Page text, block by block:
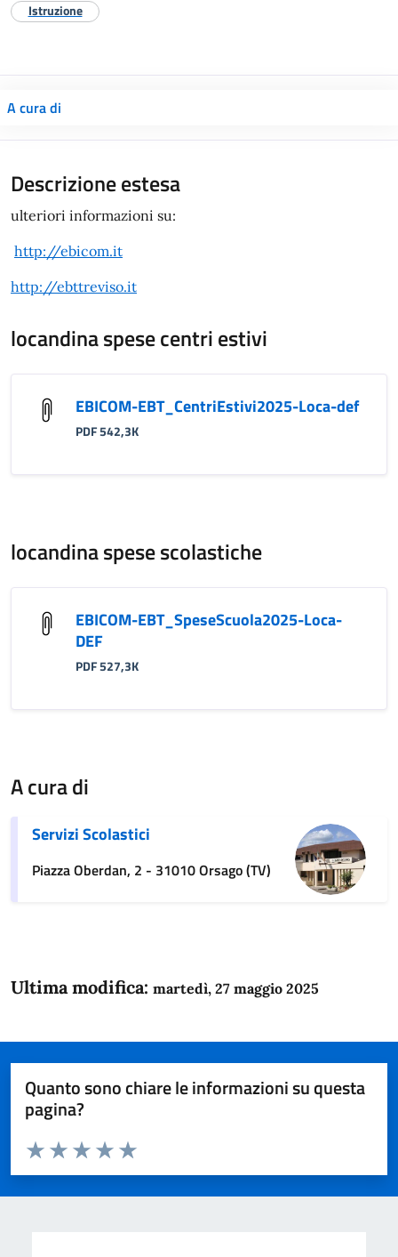
Istruzione
A cura di
Descrizione estesa
ulteriori informazioni su:
http://ebicom.it
http://ebttreviso.it
locandina spese centri estivi
EBICOM-EBT_CentriEstivi2025-Loca-def
PDF 542,3K
locandina spese scolastiche
EBICOM-EBT_SpeseScuola2025-Loca-
DEF
PDF 527,3K
A cura di
Servizi Scolastici
Piazza Oberdan, 2 - 31010 Orsago (TV)
Ultima modifica: martedì, 27 maggio 2025
Quanto sono chiare le informazioni su questa
pagina?
Domanda
Valuta da 1 a 5 stelle la pagina
Valuta 5 stelle su 5
Valuta 4 stelle su 5
Valuta 3 stelle su 5
Valuta 2 stelle su 5
Valuta 1 stelle su 5